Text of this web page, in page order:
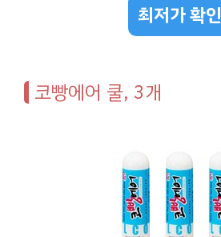
최저가 확인
코빵에어 쿨, 3개